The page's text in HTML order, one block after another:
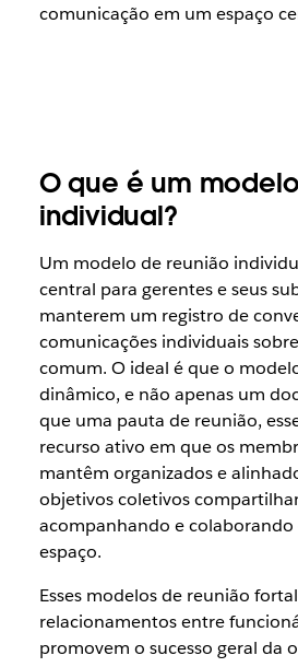
comunicação em um espaço
O que é um
individual?
Um modelo de reunião
central para gerentes e seus
manterem um registro de
comunicações individuais
comum. O ideal é que o
dinâmico, e não apenas um
que uma pauta de reunião,
recurso ativo em que os
mantêm organizados e
objetivos coletivos
acompanhando e
espaço.
Esses modelos de reunião
relacionamentos entre
promovem o sucesso geral da